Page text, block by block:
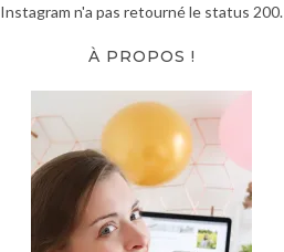
Instagram n'a pas retourné le status 200.
À PROPOS !